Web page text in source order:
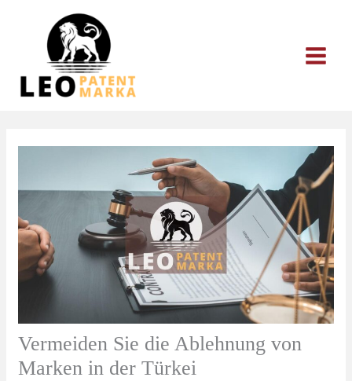
Vermeiden Sie die Ablehnung von
Marken in der Türkei